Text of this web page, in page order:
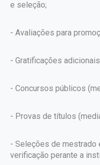
e seleção;
- Avaliações para
- Gratificações
- Concursos públicos
- Provas de títulos
- Seleções de mestrado
verificação perante a